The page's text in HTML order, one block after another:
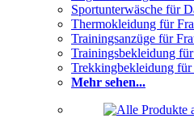
Sportunterwäsche für
Thermokleidung für
Trainingsanzüge für
Trainingsbekleidung
Trekkingbekleidung für
Mehr sehen...